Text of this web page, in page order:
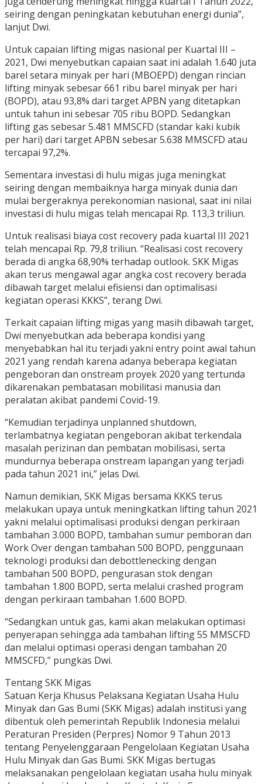
seiring dengan peningkatan kebutuhan energi dunia”,
lanjut Dwi.
Untuk capaian lifting migas nasional per Kuartal III –
2021, Dwi menyebutkan capaian saat ini adalah 1.640 juta
barel setara minyak per hari (MBOEPD) dengan rincian
lifting minyak sebesar 661 ribu barel minyak per hari
(BOPD), atau 93,8% dari target APBN yang ditetapkan
untuk tahun ini sebesar 705 ribu BOPD. Sedangkan
lifting gas sebesar 5.481 MMSCFD (standar kaki kubik
per hari) dari target APBN sebesar 5.638 MMSCFD atau
tercapai 97,2%.
Sementara investasi di hulu migas juga meningkat
seiring dengan membaiknya harga minyak dunia dan
mulai bergeraknya perekonomian nasional, saat ini nilai
investasi di hulu migas telah mencapai Rp. 113,3 triliun.
Untuk realisasi biaya cost recovery pada kuartal III 2021
telah mencapai Rp. 79,8 triliun. “Realisasi cost recovery
berada di angka 68,90% terhadap outlook. SKK Migas
akan terus mengawal agar angka cost recovery berada
dibawah target melalui efisiensi dan optimalisasi
kegiatan operasi KKKS”, terang Dwi.
Terkait capaian lifting migas yang masih dibawah target,
Dwi menyebutkan ada beberapa kondisi yang
menyebabkan hal itu terjadi yakni entry point awal tahun
2021 yang rendah karena adanya beberapa kegiatan
pengeboran dan onstream proyek 2020 yang tertunda
dikarenakan pembatasan mobilitasi manusia dan
peralatan akibat pandemi Covid-19.
“Kemudian terjadinya unplanned shutdown,
terlambatnya kegiatan pengeboran akibat terkendala
masalah perizinan dan pembatan mobilisasi, serta
mundurnya beberapa onstream lapangan yang terjadi
pada tahun 2021 ini,” jelas Dwi.
Namun demikian, SKK Migas bersama KKKS terus
melakukan upaya untuk meningkatkan lifting tahun 2021
yakni melalui optimalisasi produksi dengan perkiraan
tambahan 3.000 BOPD, tambahan sumur pemboran dan
Work Over dengan tambahan 500 BOPD, penggunaan
teknologi produksi dan debottlenecking dengan
tambahan 500 BOPD, pengurasan stok dengan
tambahan 1.800 BOPD, serta melalui crashed program
dengan perkiraan tambahan 1.600 BOPD.
“Sedangkan untuk gas, kami akan melakukan optimasi
penyerapan sehingga ada tambahan lifting 55 MMSCFD
dan melalui optimasi operasi dengan tambahan 20
MMSCFD,” pungkas Dwi.
Tentang SKK Migas
Satuan Kerja Khusus Pelaksana Kegiatan Usaha Hulu
Minyak dan Gas Bumi (SKK Migas) adalah institusi yang
dibentuk oleh pemerintah Republik Indonesia melalui
Peraturan Presiden (Perpres) Nomor 9 Tahun 2013
tentang Penyelenggaraan Pengelolaan Kegiatan Usaha
Hulu Minyak dan Gas Bumi. SKK Migas bertugas
melaksanakan pengelolaan kegiatan usaha hulu minyak